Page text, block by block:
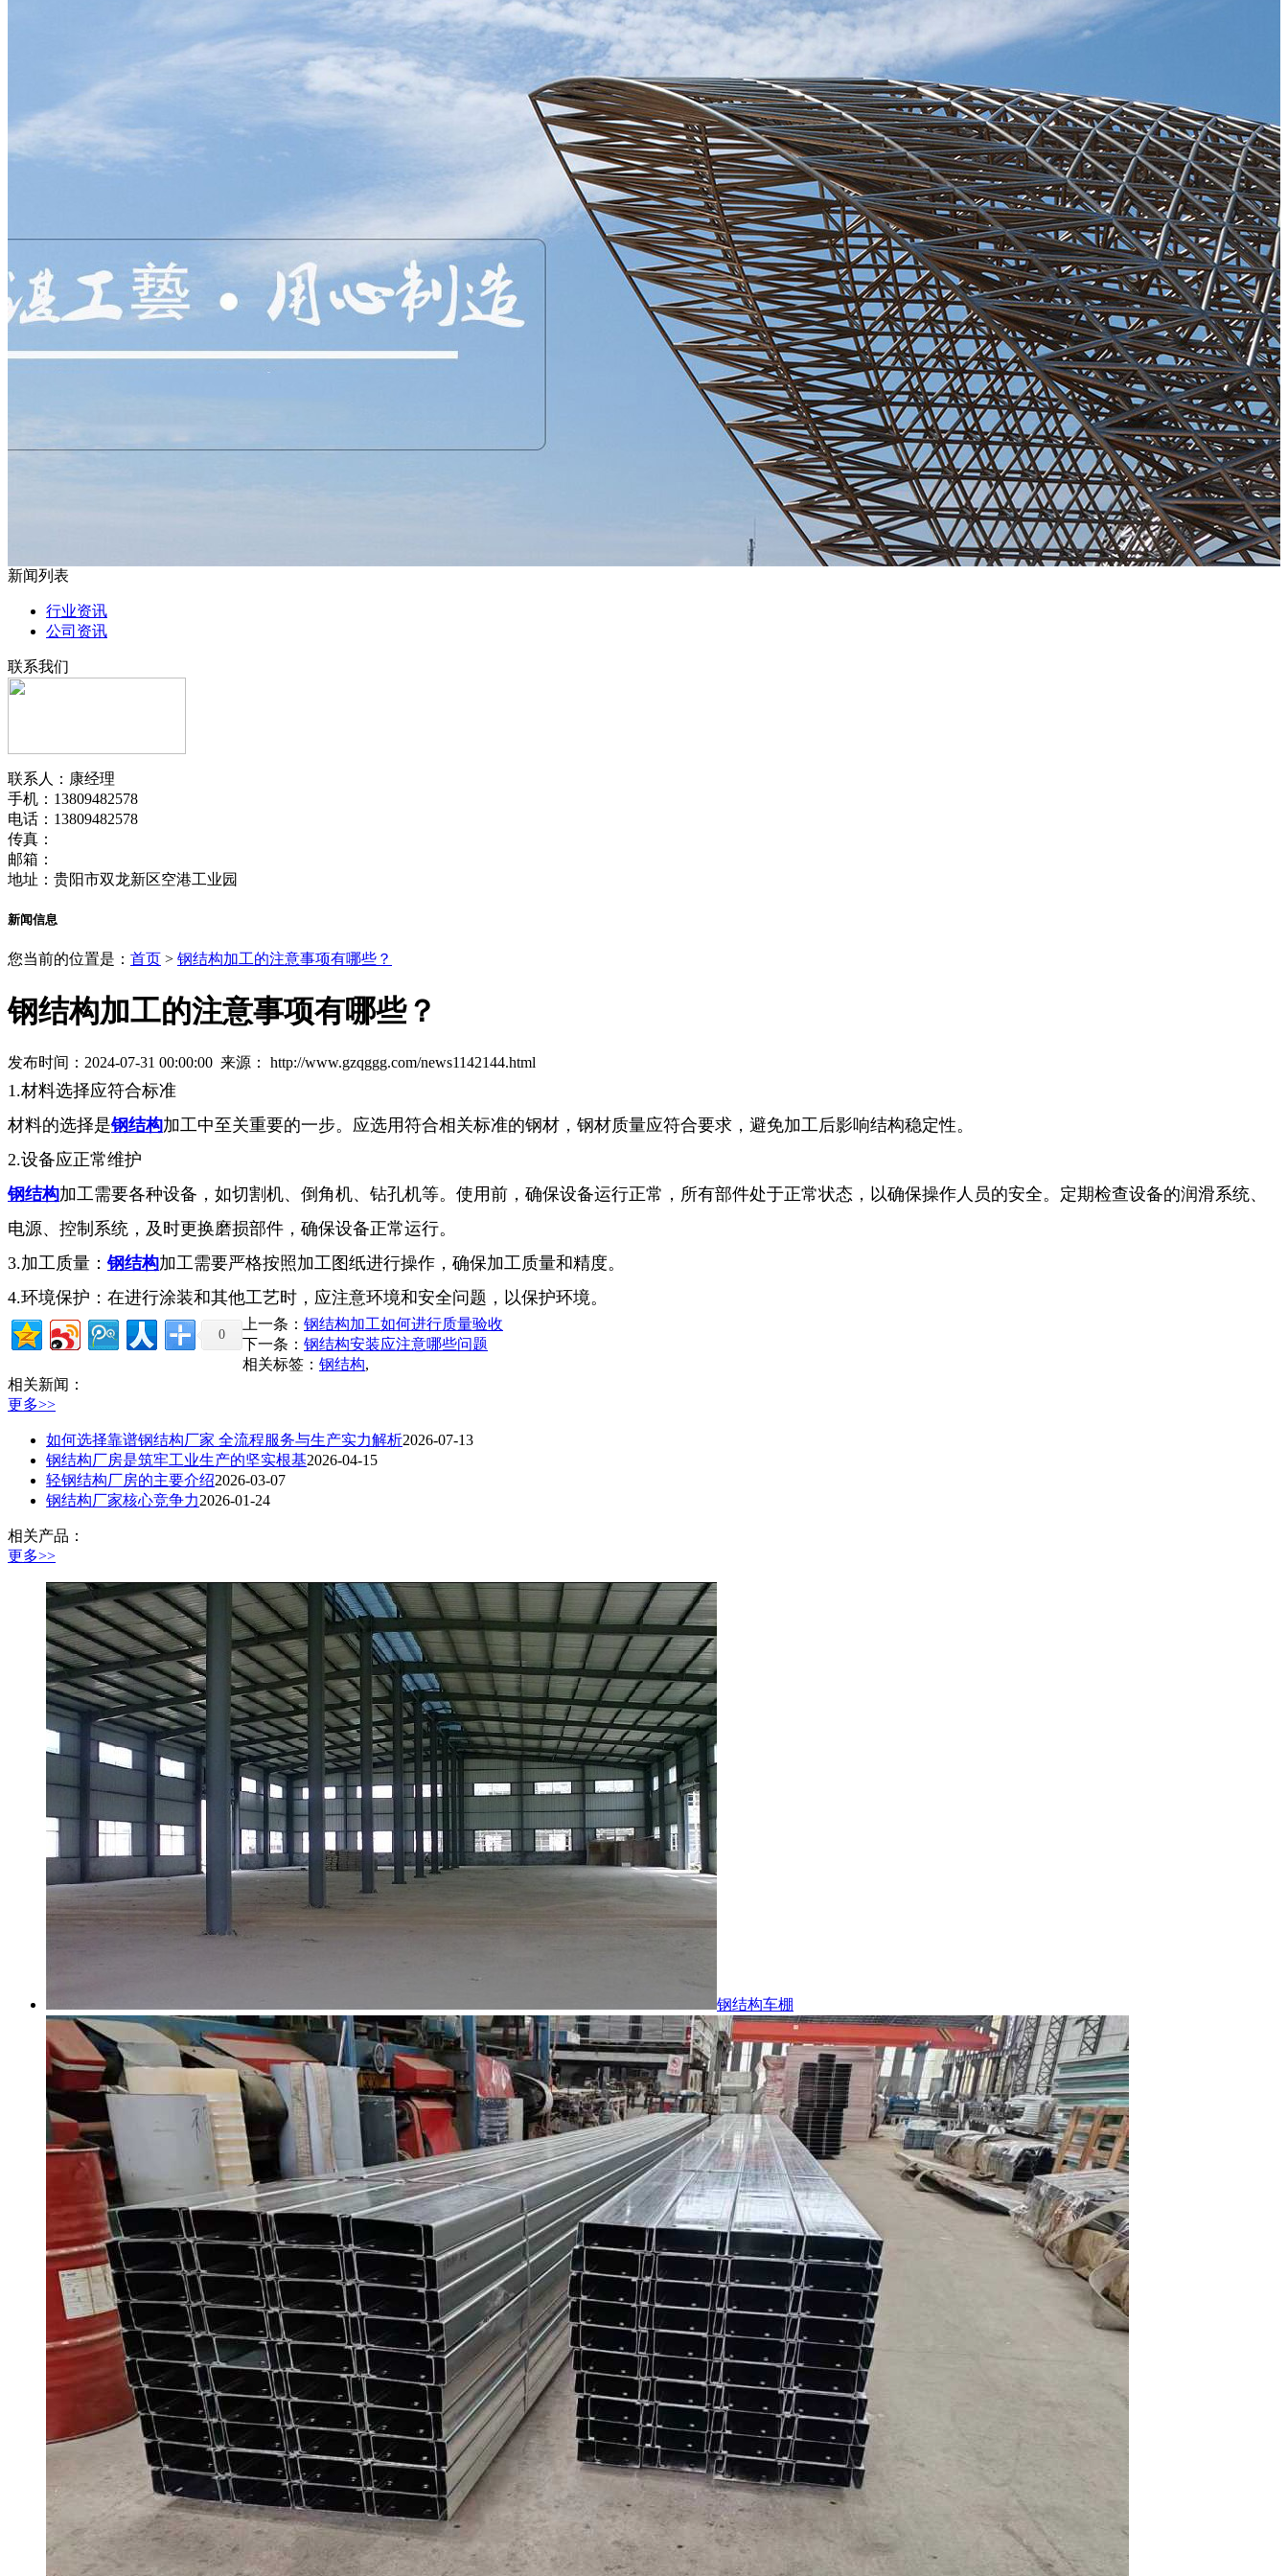
新闻列表
行业资讯
公司资讯
联系我们
联系人：康经理
手机：13809482578
电话：13809482578
传真：
邮箱：
地址：贵阳市双龙新区空港工业园
新闻信息
您当前的位置是： 首页 > 钢结构加工的注意事项有哪些？
钢结构加工的注意事项有哪些？
发布时间：2024-07-31 00:00:00 来源： http://www.gzqggg.com/news1142144.html
1.材料选择应符合标准
材料的选择是钢结构加工中至关重要的一步。应选用符合相关标准的钢材，钢材质量应符合要求，避免加工后影响结构稳定性。
2.设备应正常维护
钢结构加工需要各种设备，如切割机、倒角机、钻孔机等。使用前，确保设备运行正常，所有部件处于正常状态，以确保操作人员的安全。定期检查设备的润滑系统、
电源、控制系统，及时更换磨损部件，确保设备正常运行。
3.加工质量：钢结构加工需要严格按照加工图纸进行操作，确保加工质量和精度。
4.环境保护：在进行涂装和其他工艺时，应注意环境和安全问题，以保护环境。
0
上一条： 钢结构加工如何进行质量验收
下一条： 钢结构安装应注意哪些问题
相关标签： 钢结构,
相关新闻：
更多>>
如何选择靠谱钢结构厂家 全流程服务与生产实力解析2026-07-13
钢结构厂房是筑牢工业生产的坚实根基2026-04-15
轻钢结构厂房的主要介绍2026-03-07
钢结构厂家核心竞争力2026-01-24
相关产品：
更多>>
钢结构车棚